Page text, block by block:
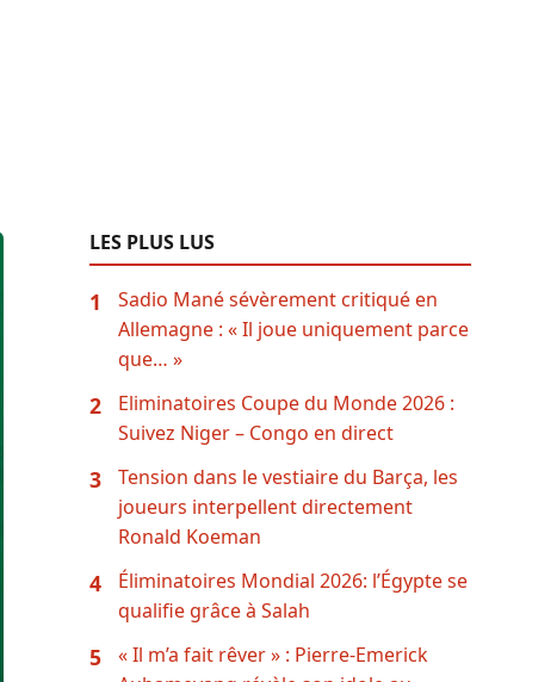
LES PLUS LUS
1
Sadio Mané sévèrement critiqué en
Allemagne : « Il joue uniquement parce
que… »
2
Eliminatoires Coupe du Monde 2026 :
Suivez Niger – Congo en direct
3
Tension dans le vestiaire du Barça, les
joueurs interpellent directement
Ronald Koeman
4
Éliminatoires Mondial 2026: l’Égypte se
qualifie grâce à Salah
5
« Il m’a fait rêver » : Pierre-Emerick